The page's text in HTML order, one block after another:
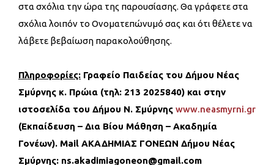
στα σχόλια την ώρα της παρουσίασης. Θα γράφετε στα
σχόλια λοιπόν το Ονοματεπώνυμό σας και ότι θέλετε να
λάβετε βεβαίωση παρακολούθησης.
Πληροφορίες: Γραφείο Παιδείας του Δήμου Νέας
Σμύρνης κ. Πρώια (τηλ: 213 2025840) και στην
ιστοσελίδα του Δήμου Ν. Σμύρνης www.neasmyrni.gr
(Εκπαίδευση – Δια Βίου Μάθηση – Ακαδημία
Γονέων). Mail ΑΚΑΔΗΜΙΑΣ ΓΟΝΕΩΝ Δήμου Νέας
Σμύρνης: ns.akadimiagoneon@gmail.com